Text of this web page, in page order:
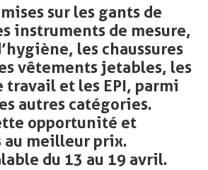
sur les gants de
instruments de mesure,
les chaussures
vêtements jetables, les
travail et les EPI, parmi
autres catégories.
opportunité et
au meilleur prix.
du 13 au 19 avril.